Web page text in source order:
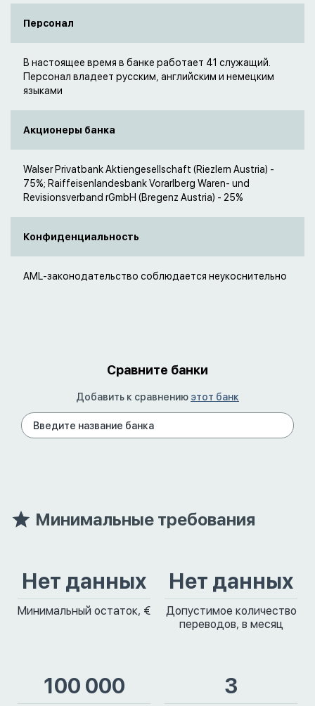
Персонал
В настоящее время в банке работает 41 служащий.
Персонал владеет русским, английским и немецким
языками
Акционеры банка
Walser Privatbank Aktiengesellschaft (Riezlern Austria) -
75%; Raiffeisenlandesbank Vorarlberg Waren- und
Revisionsverband rGmbH (Bregenz Austria) - 25%
Конфиденциальность
AML-законодательство соблюдается неукоснительно
Сравните банки
Добавить к сравнению этот банк
Минимальные требования
Нет данных
Минимальный остаток, €
Нет данных
Допустимое количество
переводов, в месяц
100 000 3